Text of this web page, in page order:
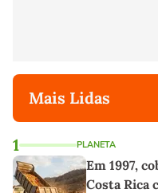
Mais Lidas
1 PLANETA
Em 1997,
Costa Rica